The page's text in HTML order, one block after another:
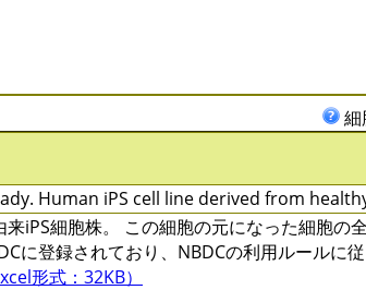
Human iPS cell line derived from
iPS細胞株。 この細胞の元になった細胞の
に登録されており、NBDCの利用ルールに
形式：32KB）